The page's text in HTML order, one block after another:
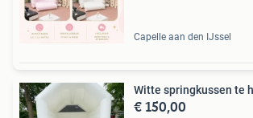
Capelle aan den IJssel
Witte springkussen te
€ 150,00